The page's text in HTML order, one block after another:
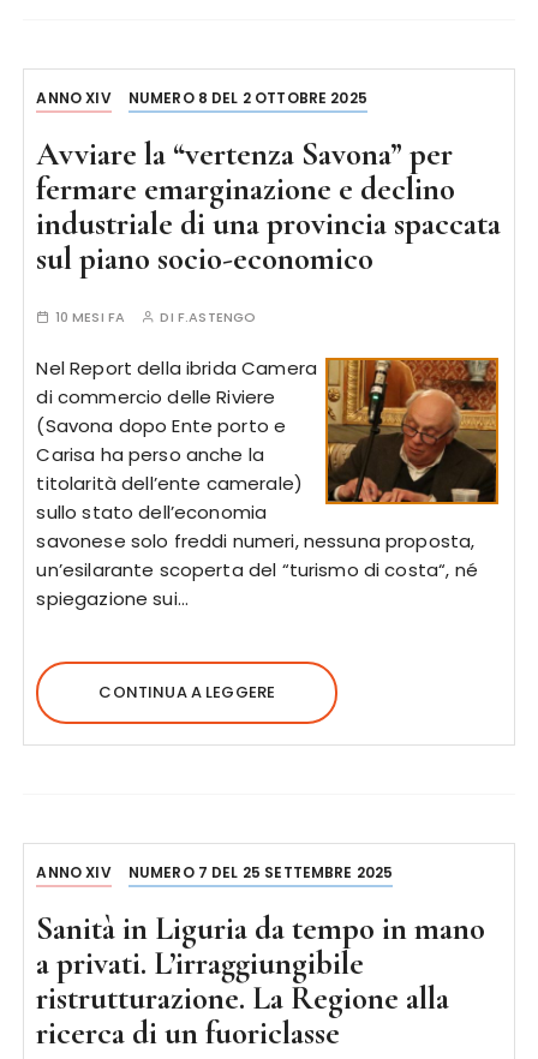
ANNO XIV NUMERO 8 DEL 2 OTTOBRE 2025
Avviare la “vertenza Savona” per
fermare emarginazione e declino
industriale di una provincia spaccata
sul piano socio-economico
10 MESI FA DI F.ASTENGO
Nel Report della ibrida Camera
di commercio delle Riviere
(Savona dopo Ente porto e
Carisa ha perso anche la
titolarità dell’ente camerale)
sullo stato dell’economia
savonese solo freddi numeri, nessuna proposta,
un’esilarante scoperta del “turismo di costa“, né
spiegazione sui…
CONTINUA A LEGGERE
ANNO XIV NUMERO 7 DEL 25 SETTEMBRE 2025
Sanità in Liguria da tempo in mano
a privati. L’irraggiungibile
ristrutturazione. La Regione alla
ricerca di un fuoriclasse